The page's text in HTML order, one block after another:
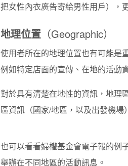
把女性內衣廣告寄給男性用戶），
地理位置 （Geographic）
使用者所在的地理位置也有可能是
例如特定店面的宣傳、在地的活動
對於具有清楚在地性的資訊，地理
區資訊（國家/地區，以及出發機
也可以看看婦權基金會電子報的例
舉辦在不同地區的活動訊息。